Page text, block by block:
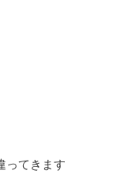
ってきます